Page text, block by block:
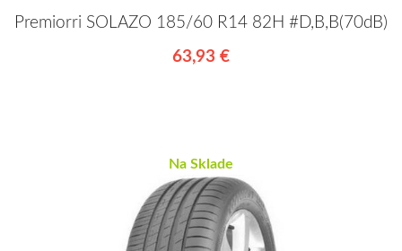
Premiorri SOLAZO 185/60 R14 82H #D,B,B(70dB)
63,93 €
Na Sklade